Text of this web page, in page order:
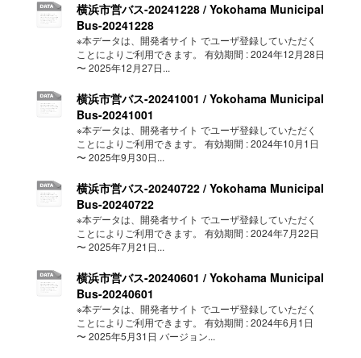
横浜市営バス-20241228 / Yokohama Municipal
Bus-20241228
※本データは、開発者サイト でユーザ登録していただく
ことによりご利用できます。 有効期間 : 2024年12月28日
〜 2025年12月27日...
横浜市営バス-20241001 / Yokohama Municipal
Bus-20241001
※本データは、開発者サイト でユーザ登録していただく
ことによりご利用できます。 有効期間 : 2024年10月1日
〜 2025年9月30日...
横浜市営バス-20240722 / Yokohama Municipal
Bus-20240722
※本データは、開発者サイト でユーザ登録していただく
ことによりご利用できます。 有効期間 : 2024年7月22日
〜 2025年7月21日...
横浜市営バス-20240601 / Yokohama Municipal
Bus-20240601
※本データは、開発者サイト でユーザ登録していただく
ことによりご利用できます。 有効期間 : 2024年6月1日
〜 2025年5月31日 バージョン...